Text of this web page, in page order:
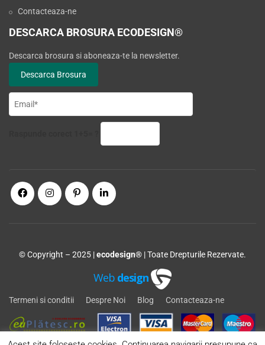
Contacteaza-ne
DESCARCA BROSURA ECODESIGN®
Descarca brosura si aboneaza-te la newsletter.
© Copyright – 2025 |ecodesign® | Toate Drepturile Rezervate.
Web design
Termeni si conditii Despre Noi Blog Contacteaza-ne